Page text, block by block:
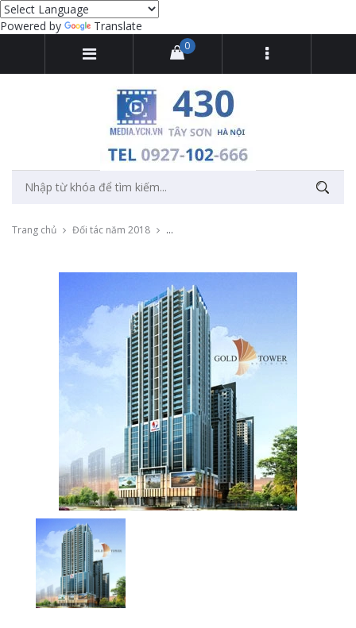
Powered by Translate
0
Trang chủ Đối tác năm 2018 Sản xuất TVC Quảng cáo dự án bất động